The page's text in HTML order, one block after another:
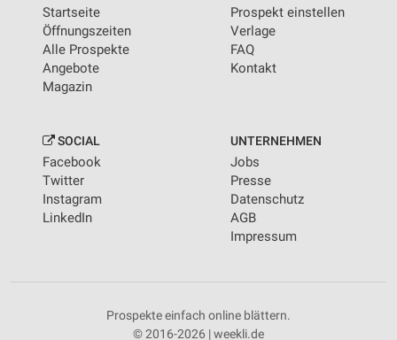
Startseite
Öffnungszeiten
Alle Prospekte
Angebote
Magazin
Prospekt einstellen
Verlage
FAQ
Kontakt
SOCIAL
Facebook
Twitter
Instagram
LinkedIn
UNTERNEHMEN
Jobs
Presse
Datenschutz
AGB
Impressum
Prospekte einfach online blättern.
© 2016-2026 | weekli.de